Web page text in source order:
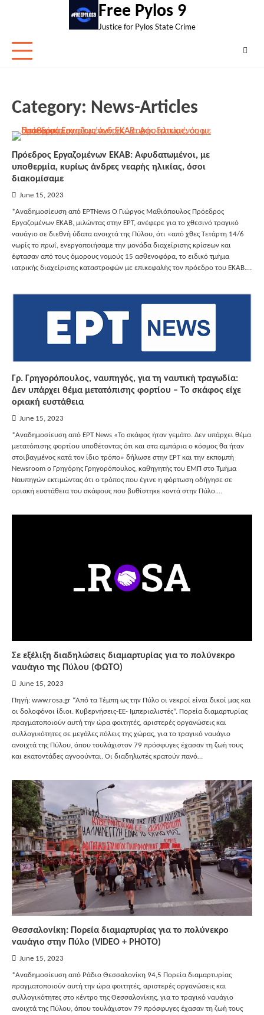
Free Pylos 9
Justice for Pylos State Crime
Category: News-Articles
Πρόεδρος Εργαζομένων ΕΚΑΒ: Αφυδατωμένοι, με
υποθερμία, κυρίως άνδρες νεαρής ηλικίας, όσοι
διακομίσαμε
June 15, 2023
*Αναδημοσίευση από ΕΡΤNews Ο Γιώργος Μαθιόπουλος Πρόεδρος
Εργαζομένων ΕΚΑΒ, μιλώντας στην ΕΡΤ, ανέφερε για το χθεσινό τραγικό
ναυάγιο σε διεθνή ύδατα ανοιχτά της Πύλου, ότι «από χθες Τετάρτη 14/6
νωρίς το πρωΐ, ενεργοποιήσαμε την μονάδα διαχείρισης κρίσεων και
έφτασαν από τους όμορους νομούς 15 ασθενοφόρα, το ειδικό τμήμα
ιατρικής διαχείρισης καταστροφών με επικεφαλής τον πρόεδρο του ΕΚΑΒ.…
Γρ. Γρηγορόπουλος, ναυπηγός, για τη ναυτική τραγωδία:
Δεν υπάρχει θέμα μετατόπισης φορτίου – Το σκάφος είχε
οριακή ευστάθεια
June 15, 2023
*Αναδημοσίευση από ΕΡΤ News «Το σκάφος ήταν γεμάτο. Δεν υπάρχει θέμα
μετατόπισης φορτίου υποθέτοντας ότι και στα αμπάρια ο κόσμος θα ήταν
στοιβαγμένος κατά τον ίδιο τρόπο» δήλωσε στην ΕΡΤ και την εκπομπή
Νewsroom ο Γρηγόρης Γρηγορόπουλος, καθηγητής του ΕΜΠ στο Τμήμα
Ναυπηγών εκτιμώντας ότι ο τρόπος που έγινε η φόρτωση οδήγησε σε
οριακή ευστάθεια του σκάφους που βυθίστηκε κοντά στην Πύλο.…
Σε εξέλιξη διαδηλώσεις διαμαρτυρίας για το πολύνεκρο
ναυάγιο της Πύλου (ΦΩΤΟ)
June 15, 2023
Πηγή: www.rosa.gr “Από τα Τέμπη ως την Πύλο οι νεκροί είναι δικοί μας και
οι δολοφόνοι ίδιοι. Κυβερνήσεις-ΕΕ- Ιμπεριαλιστές”. Πορεία διαμαρτυρίας
πραγματοποιούν αυτή την ώρα φοιτητές, αριστερές οργανώσεις και
συλλογικότητες σε μεγάλες πόλεις της χώρας, για το τραγικό ναυάγιο
ανοιχτά της Πύλου, όπου τουλάχιστον 79 πρόσφυγες έχασαν τη ζωή τους
και εκατοντάδες αγνοούνται. Οι διαδηλωτές κρατούν πανό…
Θεσσαλονίκη: Πορεία διαμαρτυρίας για το πολύνεκρο
ναυάγιο στην Πύλο (VIDEO + PHOTO)
June 15, 2023
*Αναδημοσίευση από Ράδιο Θεσσαλονίκη 94,5 Πορεία διαμαρτυρίας
πραγματοποιούν αυτή την ώρα φοιτητές, αριστερές οργανώσεις και
συλλογικότητες στο κέντρο της Θεσσαλονίκης, για το τραγικό ναυάγιο
ανοιχτά της Πύλου, όπου τουλάχιστον 79 πρόσφυγες έχασαν τη ζωή τους